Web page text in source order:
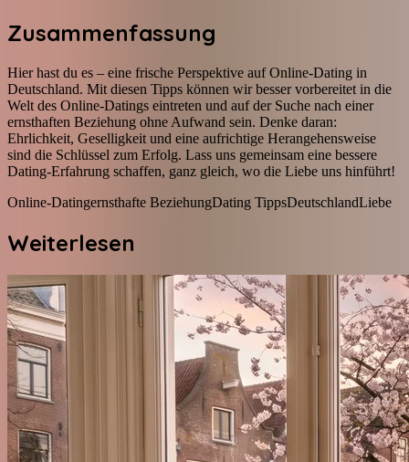
Zusammenfassung
Hier hast du es – eine frische Perspektive auf Online-Dating in
Deutschland. Mit diesen Tipps können wir besser vorbereitet in die
Welt des Online-Datings eintreten und auf der Suche nach einer
ernsthaften Beziehung ohne Aufwand sein. Denke daran:
Ehrlichkeit, Geselligkeit und eine aufrichtige Herangehensweise
sind die Schlüssel zum Erfolg. Lass uns gemeinsam eine bessere
Dating-Erfahrung schaffen, ganz gleich, wo die Liebe uns hinführt!
Online-Datingernsthafte BeziehungDating TippsDeutschlandLiebe
Weiterlesen